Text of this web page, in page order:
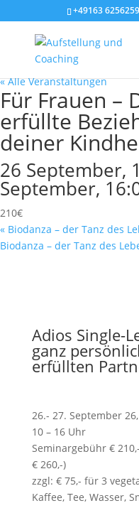
+49163 6256259
« Alle Veranstaltungen
Für Frauen –
erfüllte
deiner
26 September,
September,
210€
« Biodanza – der Tanz des
Biodanza – der Tanz des
Adios Single-
ganz
erfüllten
26.- 27. September
10 – 16 Uhr
Seminargebühr €
€ 260,-)
zzgl: € 75,- für 3
Kaffee, Tee, Wasser,